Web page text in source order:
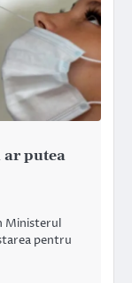
ar putea
Ministerul
pentru